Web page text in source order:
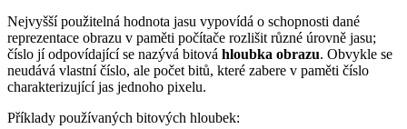
Nejvyšší použitelná hodnota jasu vypovídá o schopnosti dané
reprezentace obrazu v paměti počítače rozlišit různé úrovně jasu;
číslo jí odpovídající se nazývá bitová hloubka obrazu. Obvykle se
neudává vlastní číslo, ale počet bitů, které zabere v paměti číslo
charakterizující jas jednoho pixelu.
Příklady používaných bitových hloubek: